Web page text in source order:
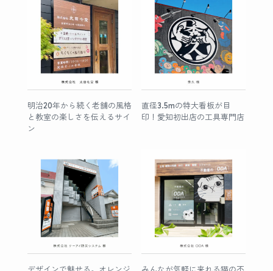
明治20年から続く老舗の風格
と教室の楽しさを伝えるサイ
ン
直径3.5mの特大看板が目
印！愛知初出店の工具専門店